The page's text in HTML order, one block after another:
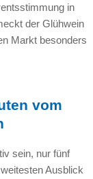
in
der Glühwein
Markt besonders
vom
sein, nur fünf
Ausblick